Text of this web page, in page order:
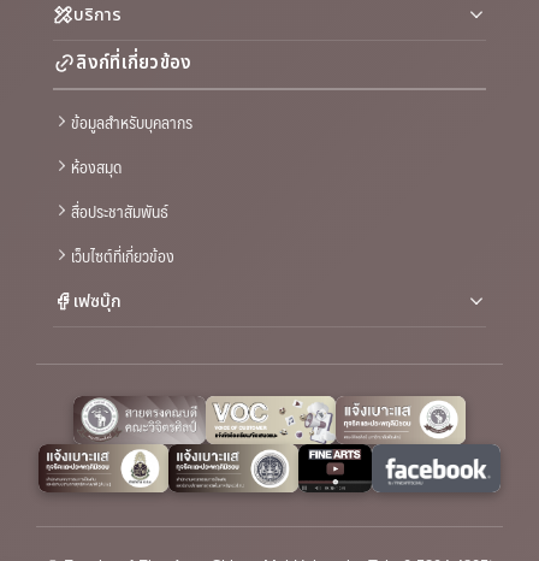
บริการ
ลิงก์ที่เกี่ยวข้อง
ข้อมูลสำหรับบุคลากร
ห้องสมุด
สื่อประชาสัมพันธ์
เว็บไซต์ที่เกี่ยวข้อง
เฟซบุ๊ก